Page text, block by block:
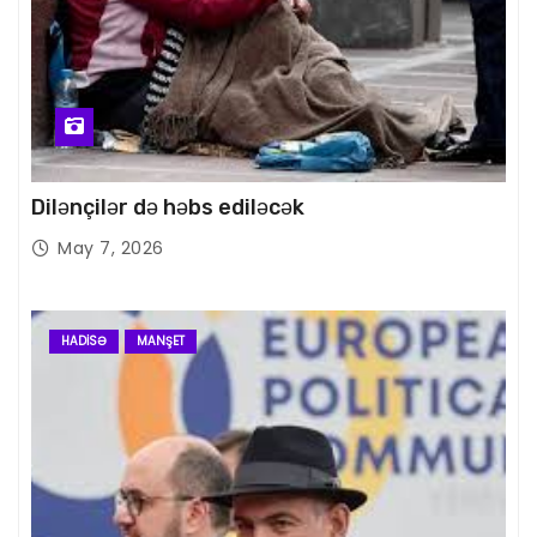
Dilənçilər də həbs ediləcək
May 7, 2026
HADISƏ MANŞET